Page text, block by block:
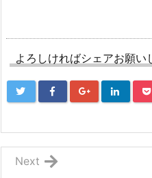
よろしければシェアお願い
Next